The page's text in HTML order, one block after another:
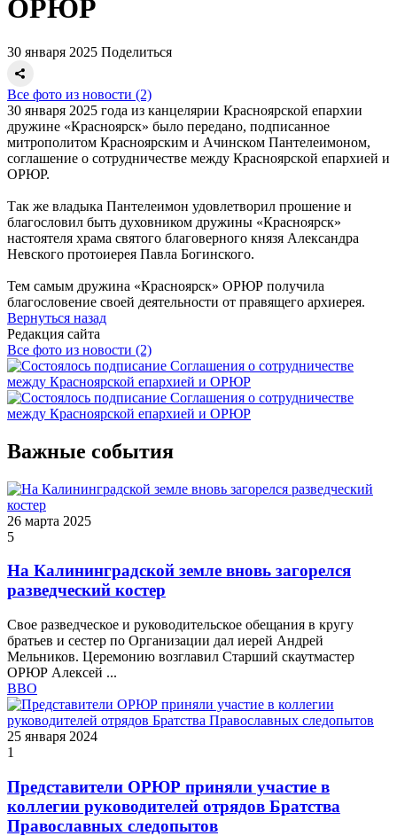
ОРЮР
30 января 2025 Поделиться
Все фото из новости (2)
30 января 2025 года из канцелярии Красноярской епархии
дружине «Красноярск» было передано, подписанное
митрополитом Красноярским и Ачинском Пантелеимоном,
соглашение о сотрудничестве между Красноярской епархией и
ОРЮР.
Так же владыка Пантелеимон удовлетворил прошение и
благословил быть духовником дружины «Красноярск»
настоятеля храма святого благоверного князя Александра
Невского протоиерея Павла Богинского.
Тем самым дружина «Красноярск» ОРЮР получила
благословение своей деятельности от правящего архиерея.
Вернуться назад
Редакция сайта
Все фото из новости (2)
Важные события
26 марта 2025
5
На Калининградской земле вновь загорелся
разведческий костер
Свое разведческое и руководительское обещания в кругу
братьев и сестер по Организации дал иерей Андрей
Мельников. Церемонию возглавил Старший скаутмастер
ОРЮР Алексей ...
ВВО
25 января 2024
1
Представители ОРЮР приняли участие в
коллегии руководителей отрядов Братства
Православных следопытов